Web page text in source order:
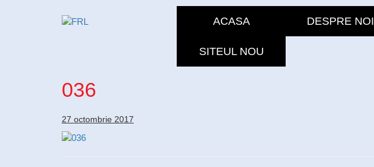
ACASA DESPRE NOI
SITEUL NOU
036
27 octombrie 2017